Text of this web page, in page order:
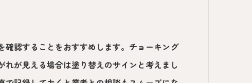
認することをおすすめします。チョーキング
が見える場合は塗り替えのサインと考えまし